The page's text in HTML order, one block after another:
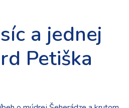
a jednej
Petiška